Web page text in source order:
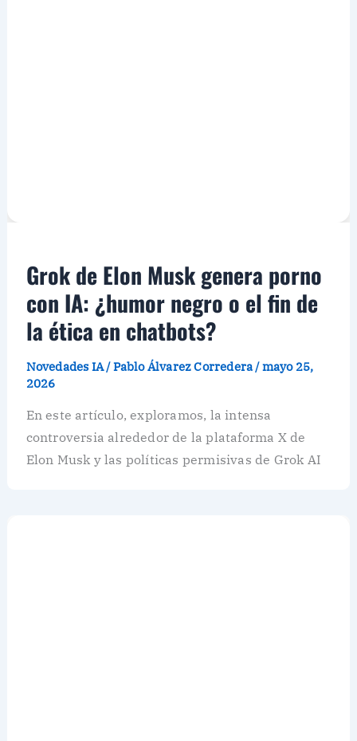
Grok de Elon Musk genera porno
con IA: ¿humor negro o el fin de
la ética en chatbots?
Novedades IA/Pablo Álvarez Corredera/mayo 25,
2026
En este artículo, exploramos, la intensa
controversia alrededor de la plataforma X de
Elon Musk y las políticas permisivas de Grok AI